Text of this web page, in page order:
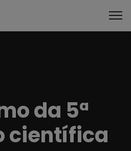
da 5ª
científica